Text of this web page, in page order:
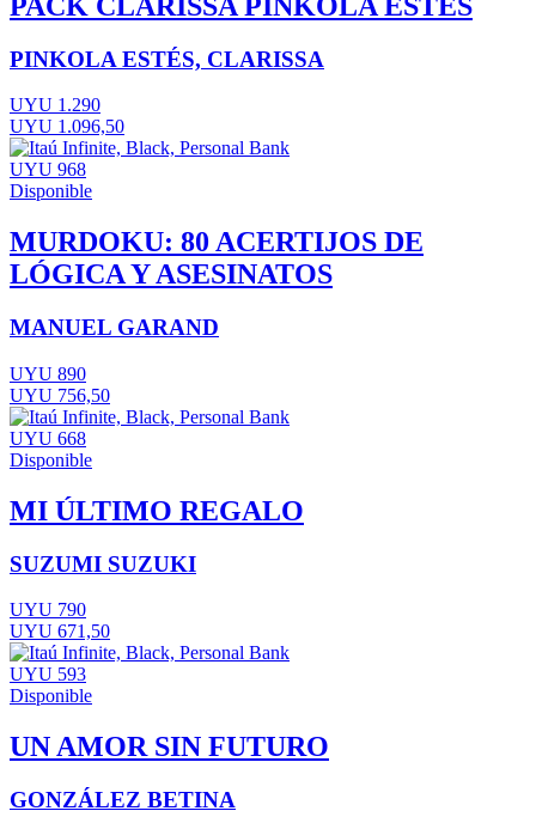
PINKOLA ESTÉS, CLARISSA
UYU 1.290
UYU 1.096,50
UYU 968
Disponible
MURDOKU: 80 ACERTIJOS DE
LÓGICA Y ASESINATOS
MANUEL GARAND
UYU 890
UYU 756,50
UYU 668
Disponible
MI ÚLTIMO REGALO
SUZUMI SUZUKI
UYU 790
UYU 671,50
UYU 593
Disponible
UN AMOR SIN FUTURO
GONZÁLEZ BETINA